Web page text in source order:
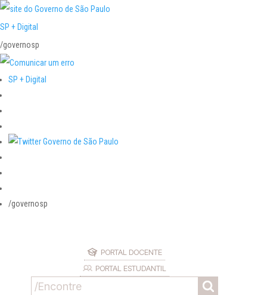
SP + Digital
/governosp
SP + Digital
/governosp
PORTAL DOCENTE
PORTAL ESTUDANTIL